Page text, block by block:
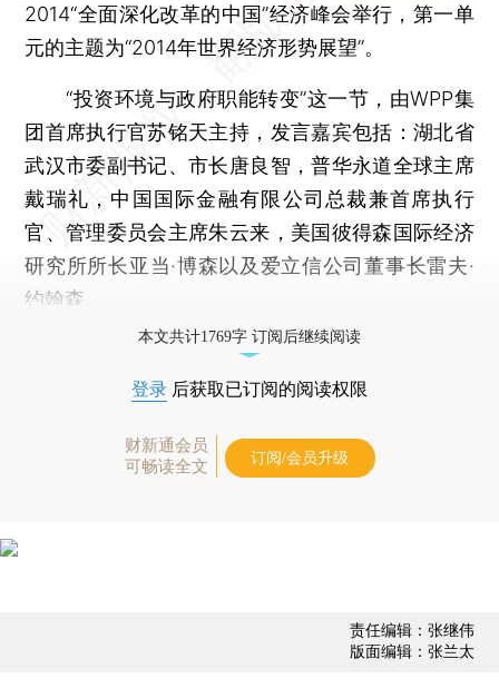
2014“全面深化改革的中国”经济峰会举行，第一单
元的主题为“2014年世界经济形势展望”。
“投资环境与政府职能转变”这一节，由WPP集
团首席执行官苏铭天主持，发言嘉宾包括：湖北省
武汉市委副书记、市长唐良智，普华永道全球主席
戴瑞礼，中国国际金融有限公司总裁兼首席执行
官、管理委员会主席朱云来，美国彼得森国际经济
研究所所长亚当·博森以及爱立信公司董事长雷夫·
约翰森。
本文共计1769字 订阅后继续阅读
登录 后获取已订阅的阅读权限
财新通会员
可畅读全文
订阅/会员升级
责任编辑：张继伟
版面编辑：张兰太